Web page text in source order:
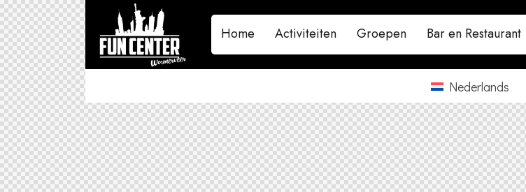
Home Activiteiten Groepen Bar en Restaurant
Nederlands